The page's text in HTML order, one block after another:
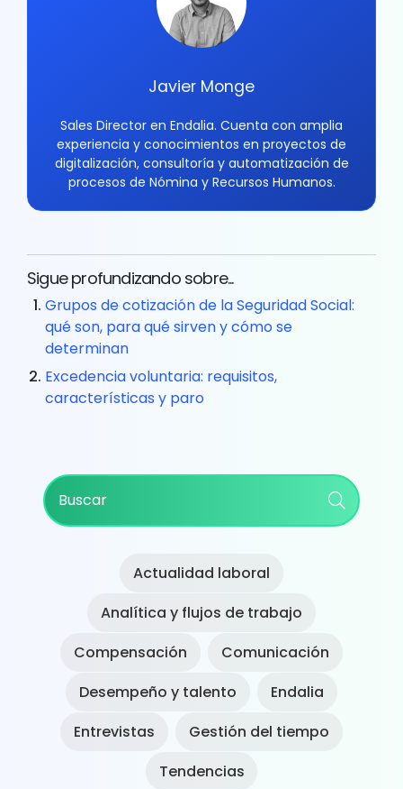
Javier Monge
Sales Director en Endalia. Cuenta con amplia
experiencia y conocimientos en proyectos de
digitalización, consultoría y automatización de
procesos de Nómina y Recursos Humanos.
Sigue profundizando sobre...
Grupos de cotización de la Seguridad Social:
qué son, para qué sirven y cómo se
determinan
Excedencia voluntaria: requisitos,
características y paro
Primary
Sidebar
Actualidad laboral
Analítica y flujos de trabajo
Compensación
Comunicación
Desempeño y talento
Endalia
Entrevistas
Gestión del tiempo
Tendencias